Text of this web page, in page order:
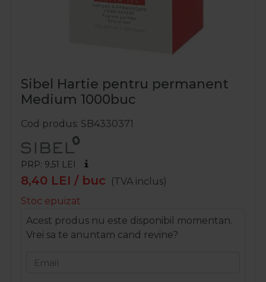
Sibel Hartie pentru permanent
Medium 1000buc
Cod produs SB4330371
PRP: 9,51 LEI
8,40 LEI / buc
(TVA inclus)
Stoc epuizat
Acest produs nu este disponibil momentan.
Vrei sa te anuntam cand revine?
Email